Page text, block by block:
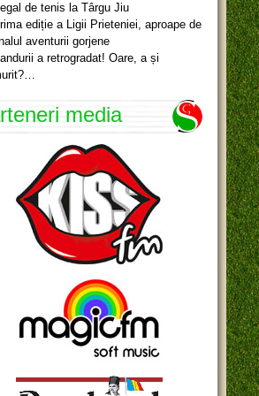
de tenis la Târgu Jiu
ediție a Ligii Prieteniei, aproape de
aventurii gorjene
a retrogradat! Oare, a și
media